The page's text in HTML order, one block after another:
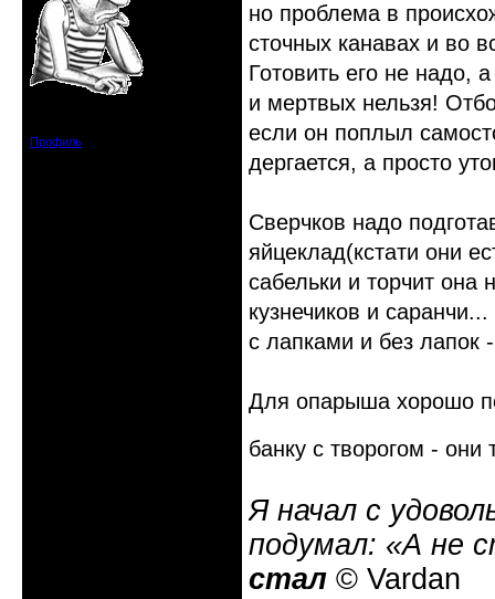
Профиль
но проблема в
сточных канавах и во
Готовить его не надо,
и мертвых нельзя!
если он поплыл
дергается, а просто
Сверчков надо
яйцеклад(кстати они
сабельки и торчит она
кузнечиков и
с лапками и без лапок
Для опарыша хорошо
банку с творогом -
Я начал с
подумал: «А не
стал © Vardan